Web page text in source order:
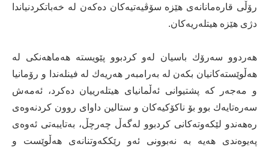
رۆڵی قارەمانانەی هێزە سۆڤیەتیەكان دەكەن لە خەباتكردنیاندا
دژی هێزە هیتلەریەكان.
هەردوو سەرۆك باسیان لەو كردبوو پێویستە هەماهەنكی لە
هەڵوێستەكانیان بكەن لە بەرامبەر هەریەك لە فینلەندا و رۆمانیا
و مەجەر كە پشتیوانی ئەڵمانیای هیتلەرییان دەكرد، ئەمەش
سەرەتایەك بوو بۆ ناكۆكیەكان و ستالین داوای روون كردنەوەی
رەهەندو لێكەوتەكانی كردبوو لەگەڵ چەرچڵ، بەتایبەتی ئەوەی
پەیوەندی هەیە بە نەبوونی ئەو رێككەوتنانەی هەڵوێست و